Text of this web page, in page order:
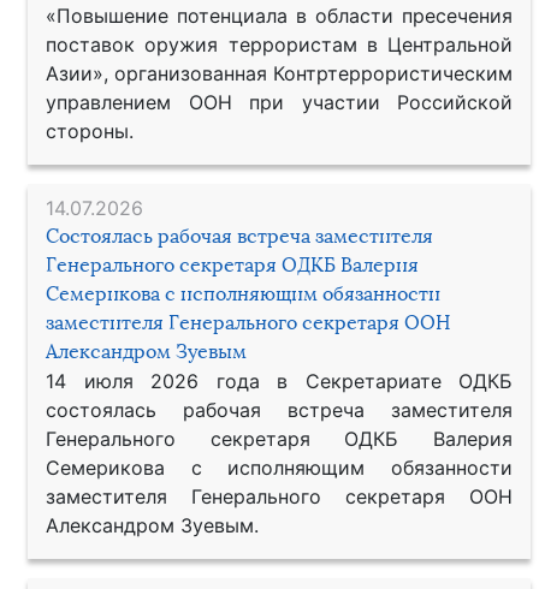
«Повышение потенциала в области пресечения
поставок оружия террористам в Центральной
Азии», организованная Контртеррористическим
управлением ООН при участии Российской
стороны.
14.07.2026
Состоялась рабочая встреча заместителя
Генерального секретаря ОДКБ Валерия
Семерикова с исполняющим обязанности
заместителя Генерального секретаря ООН
Александром Зуевым
14 июля 2026 года в Секретариате ОДКБ
состоялась рабочая встреча заместителя
Генерального секретаря ОДКБ Валерия
Семерикова с исполняющим обязанности
заместителя Генерального секретаря ООН
Александром Зуевым.